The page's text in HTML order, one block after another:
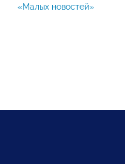
«Малых новостей»